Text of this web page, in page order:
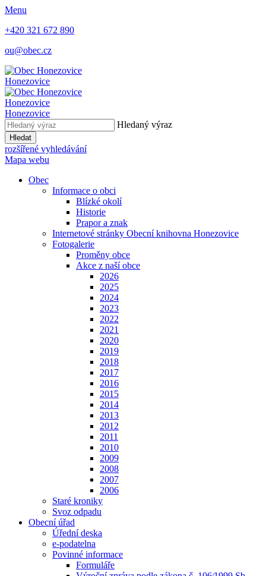
Menu
+420 321 672 890
ou@obec.cz
Honezovice
Honezovice
Honezovice
Hledaný výraz
Hledat
rozšířené vyhledávání
Mapa webu
Obec
Informace o obci
Blízké okolí
Historie
Prapor a znak
Internetové stránky Obecní knihovna Honezovice
Fotogalerie
Proměny obce
Akce z naší obce
2026
2025
2024
2023
2022
2021
2020
2019
2018
2017
2016
2015
2014
2013
2012
2011
2010
2009
2008
2007
2006
Staré kroniky
Svoz odpadu
Obecní úřad
Úřední deska
e-podatelna
Povinné informace
Formuláře